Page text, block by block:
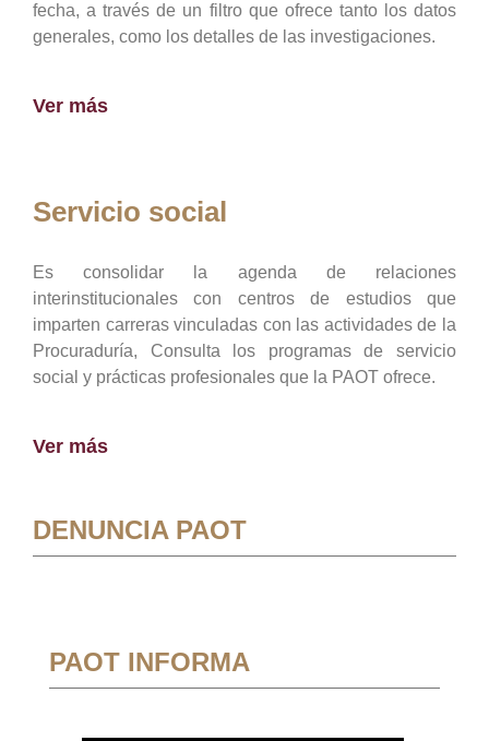
fecha, a través de un filtro que ofrece tanto los datos
generales, como los detalles de las investigaciones.
Ver más
Servicio social
Es consolidar la agenda de relaciones
interinstitucionales con centros de estudios que
imparten carreras vinculadas con las actividades de la
Procuraduría, Consulta los programas de servicio
social y prácticas profesionales que la PAOT ofrece.
Ver más
DENUNCIA PAOT
PAOT INFORMA